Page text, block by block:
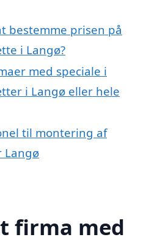
bestemme prisen på
i Langø?
med speciale i
i Langø eller hele
til montering af
firma med